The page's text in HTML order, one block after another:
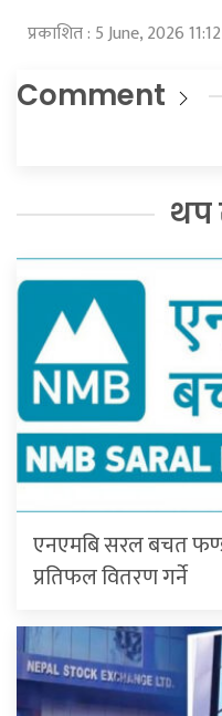
प्रकाशित : 5 June, 2026
Comment
थप
एनएमबि सरल बचत
प्रतिफल वितरण गर्ने